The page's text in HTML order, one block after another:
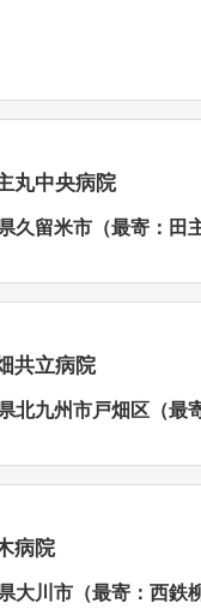
丸中央病院
久留米市（最寄：田
共立病院
北九州市戸畑区（最
病院
大川市（最寄：西鉄